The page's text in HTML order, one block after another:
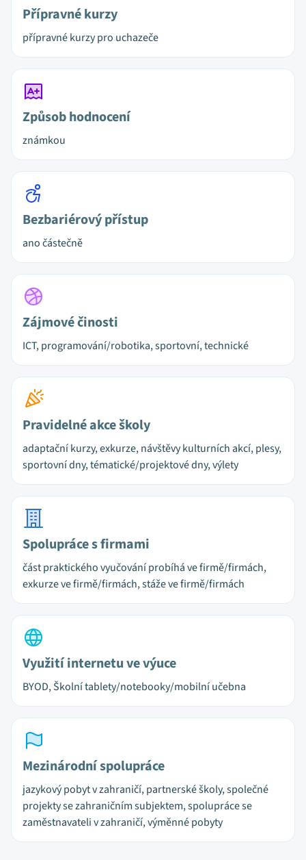
Přípravné kurzy
přípravné kurzy pro uchazeče
Způsob hodnocení
známkou
Bezbariérový přístup
ano částečně
Zájmové činosti
ICT, programování/robotika, sportovní, technické
Pravidelné akce školy
adaptační kurzy, exkurze, návštěvy kulturních akcí, plesy,
sportovní dny, tématické/projektové dny, výlety
Spolupráce s firmami
část praktického vyučování probíhá ve firmě/firmách,
exkurze ve firmě/firmách, stáže ve firmě/firmách
Využití internetu ve výuce
BYOD, Školní tablety/notebooky/mobilní učebna
Mezinárodní spolupráce
jazykový pobyt v zahraničí, partnerské školy, společné
projekty se zahraničním subjektem, spolupráce se
zaměstnavateli v zahraničí, výměnné pobyty